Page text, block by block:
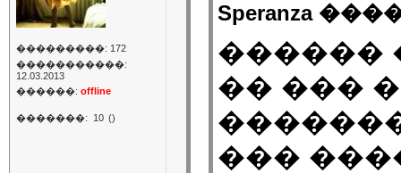
���������: 172
�����������:
12.03.2013
������: offline
�������: 10 ()
Speranza
������
�� ���
���